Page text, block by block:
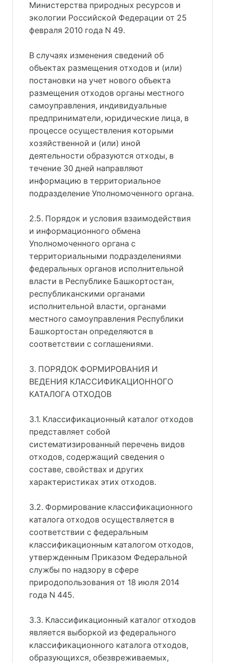
Министерства природных ресурсов и
экологии Российской Федерации от 25
февраля 2010 года N 49.
В случаях изменения сведений об
объектах размещения отходов и (или)
постановки на учет нового объекта
размещения отходов органы местного
самоуправления, индивидуальные
предприниматели, юридические лица, в
процессе осуществления которыми
хозяйственной и (или) иной
деятельности образуются отходы, в
течение 30 дней направляют
информацию в территориальное
подразделение Уполномоченного органа.
2.5. Порядок и условия взаимодействия
и информационного обмена
Уполномоченного органа с
территориальными подразделениями
федеральных органов исполнительной
власти в Республике Башкортостан,
республиканскими органами
исполнительной власти, органами
местного самоуправления Республики
Башкортостан определяются в
соответствии с соглашениями.
3. ПОРЯДОК ФОРМИРОВАНИЯ И
ВЕДЕНИЯ КЛАССИФИКАЦИОННОГО
КАТАЛОГА ОТХОДОВ
3.1. Классификационный каталог отходов
представляет собой
систематизированный перечень видов
отходов, содержащий сведения о
составе, свойствах и других
характеристиках этих отходов.
3.2. Формирование классификационного
каталога отходов осуществляется в
соответствии с федеральным
классификационным каталогом отходов,
утвержденным Приказом Федеральной
службы по надзору в сфере
природопользования от 18 июля 2014
года N 445.
3.3. Классификационный каталог отходов
является выборкой из федерального
классификационного каталога отходов,
образующихся, обезвреживаемых,